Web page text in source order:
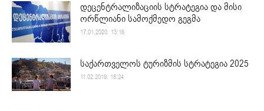
დეცენტრალიზაციის სტრატეგია და მისი
ორწლიანი სამოქმედო გეგმა
17.01.2020. 13:16
საქართველოს ტურიზმის სტრატეგია 2025
11.02.2019. 18:24